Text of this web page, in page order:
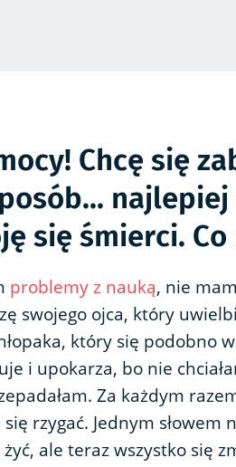
Chcę się
się śmierci.
problemy z nauką, nie
swojego ojca, który
który się podobno
i upokarza, bo nie
Za każdym
rzygać. Jednym słowem
ale teraz wszystko się